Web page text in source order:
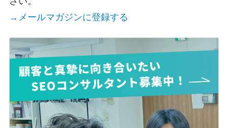
→メールマガジンに登録する